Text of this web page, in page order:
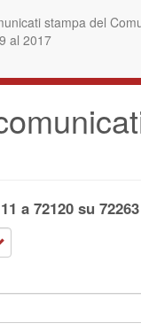
stampa del
al 2017
a 72120 su